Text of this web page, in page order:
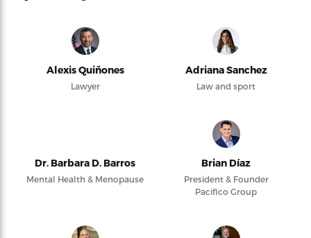
Alexis Quiñones
Lawyer
Adriana Sanchez
Law and sport
Dr. Barbara D. Barros
Mental Health & Menopause
Brian Díaz
President & Founder
Pacifico Group